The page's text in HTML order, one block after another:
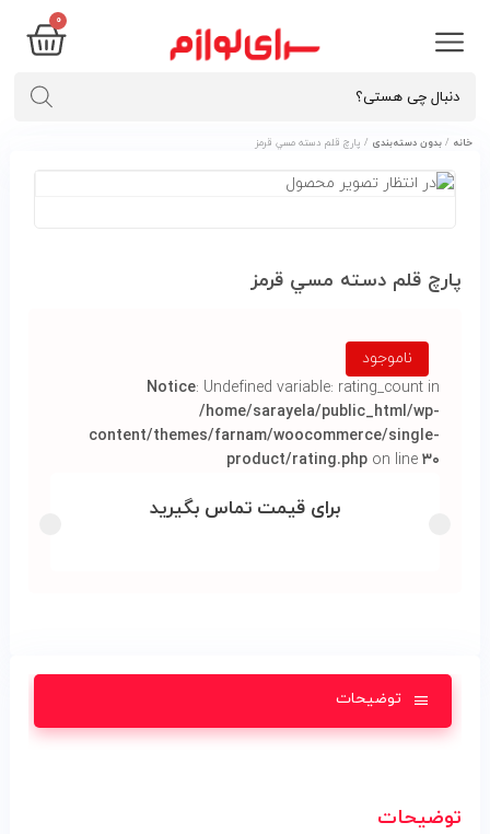
۰
خانه / بدون دسته‌بندی / پارچ قلم دسته مسي قرمز
پارچ قلم دسته مسي قرمز
ناموجود
Notice: Undefined variable: rating_count in
/home/sarayela/public_html/wp-
content/themes/farnam/woocommerce/single-
product/rating.php on line۳۰
برای قیمت تماس بگیرید
توضیحات
توضیحات